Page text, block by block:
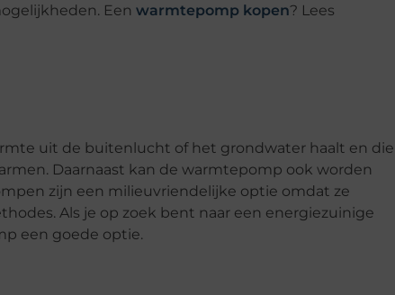
Een warmtepomp kopen? Lees
uit de buitenlucht of het grondwater haalt en die
Daarnaast kan de warmtepomp ook worden
zijn een milieuvriendelijke optie omdat ze
Als je op zoek bent naar een energiezuinige
een goede optie.